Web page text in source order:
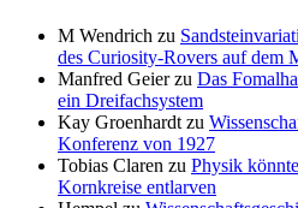
M Wendrich zu
des Curiosity-Rovers auf dem
Manfred Geierzu Das
ein Dreifachsystem
Kay Groenhardt zu
Konferenz von 1927
Tobias Claren zu Physik
Kornkreise entlarven